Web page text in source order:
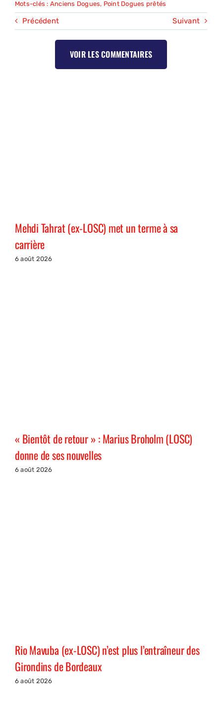
Mots-clés : Anciens Dogues, Point Dogues prêtés
Précédent Suivant
VOIR LES COMMENTAIRES
Mehdi Tahrat (ex-LOSC) met un terme à sa
carrière
6 août 2026
« Bientôt de retour » : Marius Broholm (LOSC)
donne de ses nouvelles
6 août 2026
Rio Mavuba (ex-LOSC) n’est plus l’entraîneur des
Girondins de Bordeaux
6 août 2026